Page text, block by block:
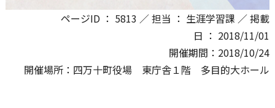
ページID ： 5813 ／ 担当 ： 生涯学習課 ／ 掲載
日 ： 2018/11/01
開催期間：2018/10/24
開催場所：四万十町役場 東庁舎１階 多目的大ホール